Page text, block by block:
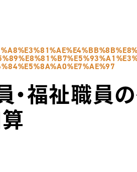
・福祉職員